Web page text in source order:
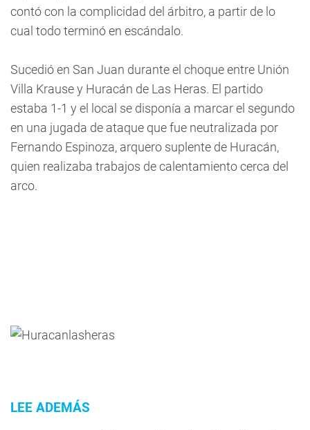
contó con la complicidad del árbitro, a partir de lo
cual todo terminó en escándalo.
Sucedió en San Juan durante el choque entre Unión
Villa Krause y Huracán de Las Heras. El partido
estaba 1-1 y el local se disponía a marcar el segundo
en una jugada de ataque que fue neutralizada por
Fernando Espinoza, arquero suplente de Huracán,
quien realizaba trabajos de calentamiento cerca del
arco.
LEE ADEMÁS